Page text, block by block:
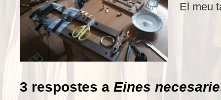
El meu
3 respostes a Eines